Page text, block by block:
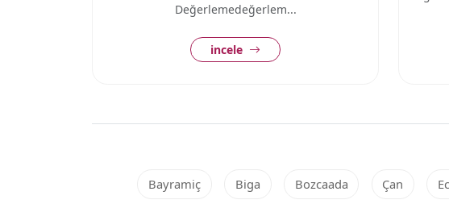
Değerlemedeğerlem...
incele
Bayramiç Biga Bozcaada Çan